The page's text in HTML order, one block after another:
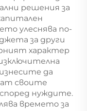
решения за
улеснява по-
за други
характер
да
своите
според нуждите.
времето за